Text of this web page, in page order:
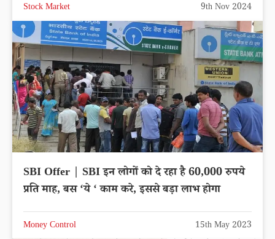
Stock Market 9th Nov 2024
SBI Offer | SBI इन लोगों को दे रहा है 60,000 रुपये
प्रति माह, बस ‘ये ‘ काम करे, इससे बड़ा लाभ होगा
Money Control 15th May 2023